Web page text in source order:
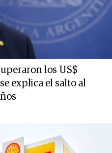
los US$
explica el salto al